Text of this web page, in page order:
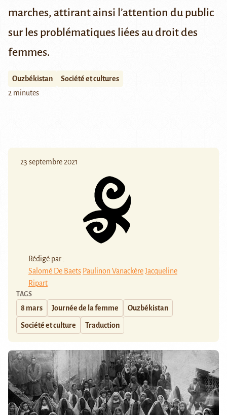
marches, attirant ainsi l’attention du public
sur les problématiques liées au droit des
femmes.
Ouzbékistan
Société et cultures
2 minutes
23 septembre 2021
Rédigé par :
Salomé De Baets Paulinon VanackèreJacqueline
Ripart
TAGS
8 mars Journée de la femme Ouzbékistan
Société et culture Traduction